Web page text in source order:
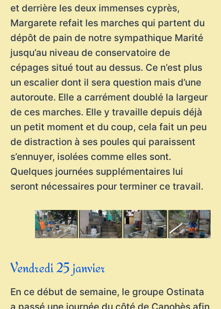
et derrière les deux immenses cyprès,
Margarete refait les marches qui partent du
dépôt de pain de notre sympathique Marité
jusqu’au niveau de conservatoire de
cépages situé tout au dessus. Ce n’est plus
un escalier dont il sera question mais d’une
autoroute. Elle a carrément doublé la largeur
de ces marches. Elle y travaille depuis déjà
un petit moment et du coup, cela fait un peu
de distraction à ses poules qui paraissent
s’ennuyer, isolées comme elles sont.
Quelques journées supplémentaires lui
seront nécessaires pour terminer ce travail.
Vendredi 25 janvier
En ce début de semaine, le groupe Ostinata
a passé une journée du côté de Canohès afin